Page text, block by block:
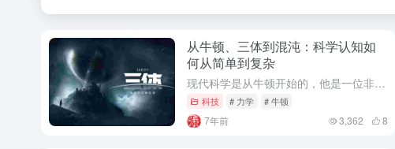
从牛顿、三体到混沌：科学认知如
何从简单到复杂
现代科学是从牛顿开始的，他是一位非常了不起的科学家。众所周知，他发现了万有引力定律还有牛顿力学，还是微积分发现人之一。从一个人对科学的贡献来讲，很少有人可以与牛顿相提并论，一生能如果做上述一件事，就能...
科技 # 力学 # 牛顿
7年前 3,362 8